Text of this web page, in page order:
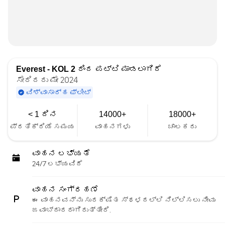
Everest - KOL 2 ರಿಂದ ಪಟ್ಟಿ ಮಾಡಲಾಗಿದೆ
ಸೇರಿದರು ಮೇ 2024
ವಿಶ್ವಾಸಾರ್ಹ ಫ್ಲೀಟ್
< 1 ದಿನ
ಪ್ರತಿಕ್ರಿಯೆ ಸಮಯ
14000+
ವಾಹನಗಳು
18000+
ಚಾಲಕರು
ವಾಹನ ಲಭ್ಯತೆ
24/7 ಲಭ್ಯವಿದೆ
ವಾಹನ ಸಂಗ್ರಹಣೆ
ಈ ವಾಹನವನ್ನು ಸುರಕ್ಷಿತ ಸ್ಥಳದಲ್ಲಿ ನಿಲ್ಲಿಸಲು ನೀವು
ಜವಾಬ್ದಾರರಾಗಿರುತ್ತೀರಿ.